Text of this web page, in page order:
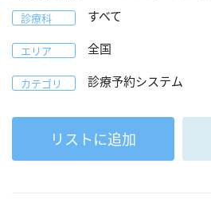
診療科 すべて
エリア 全国
カテゴリ 診療予約システム
リストに追加